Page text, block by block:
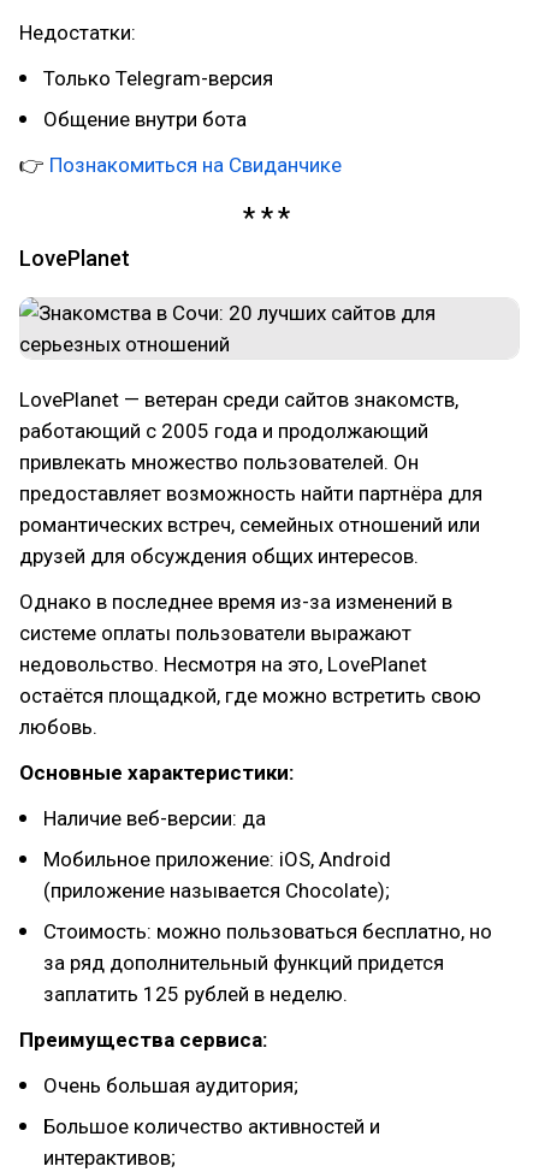
Недостатки:
Только Telegram-версия
Общение внутри бота
👉 Познакомиться на Свиданчике
LovePlanet
LovePlanet — ветеран среди сайтов знакомств,
работающий с 2005 года и продолжающий
привлекать множество пользователей. Он
предоставляет возможность найти партнёра для
романтических встреч, семейных отношений или
друзей для обсуждения общих интересов.
Однако в последнее время из-за изменений в
системе оплаты пользователи выражают
недовольство. Несмотря на это, LovePlanet
остаётся площадкой, где можно встретить свою
любовь.
Основные характеристики:
Наличие веб-версии: да
Мобильное приложение: iOS, Android
(приложение называется Chocolate);
Стоимость: можно пользоваться бесплатно, но
за ряд дополнительный функций придется
заплатить 125 рублей в неделю.
Преимущества сервиса:
Очень большая аудитория;
Большое количество активностей и
интерактивов;